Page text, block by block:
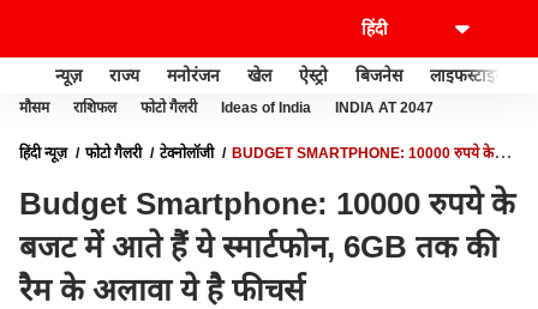
न्यूज़ राज्य मनोरंजन खेल ऐस्ट्रो बिजनेस लाइफस्टाइल
मौसम राशिफल फोटो गैलरी Ideas of India INDIA AT 2047
हिंदी न्यूज़ फोटो गैलरी टेक्नोलॉजी
BUDGET SMARTPHONE: 10000 रुपये के
Budget Smartphone: 10000 रुपये के
बजट में आते हैं ये स्मार्टफोन, 6GB तक की
रैम के अलावा ये है फीचर्स